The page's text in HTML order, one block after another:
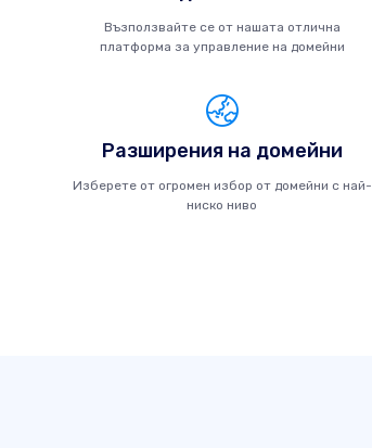
Възползвайте се от нашата отлична
платформа за управление на домейни
Разширения на домейни
Изберете от огромен избор от домейни с най-
ниско ниво